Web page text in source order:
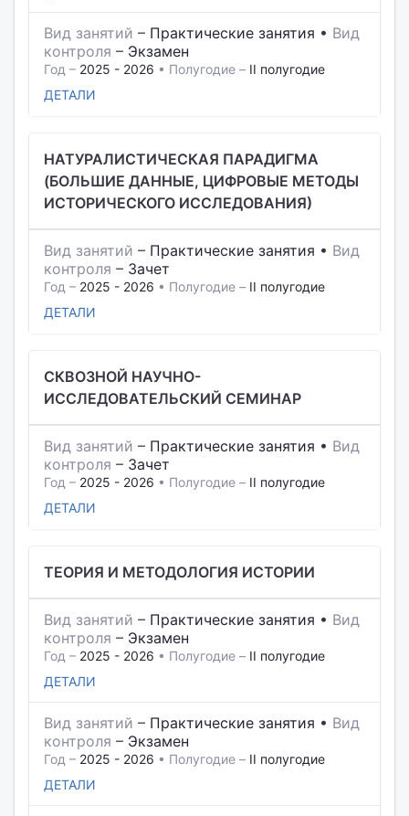
Вид занятий – Практические занятия • Вид
контроля – Экзамен
Год – 2025 - 2026 • Полугодие – II полугодие
ДЕТАЛИ
НАТУРАЛИСТИЧЕСКАЯ ПАРАДИГМА
(БОЛЬШИЕ ДАННЫЕ, ЦИФРОВЫЕ МЕТОДЫ
ИСТОРИЧЕСКОГО ИССЛЕДОВАНИЯ)
Вид занятий – Практические занятия • Вид
контроля – Зачет
Год – 2025 - 2026 • Полугодие – II полугодие
ДЕТАЛИ
СКВОЗНОЙ НАУЧНО-
ИССЛЕДОВАТЕЛЬСКИЙ СЕМИНАР
Вид занятий – Практические занятия • Вид
контроля – Зачет
Год – 2025 - 2026 • Полугодие – II полугодие
ДЕТАЛИ
ТЕОРИЯ И МЕТОДОЛОГИЯ ИСТОРИИ
Вид занятий – Практические занятия • Вид
контроля – Экзамен
Год – 2025 - 2026 • Полугодие – II полугодие
ДЕТАЛИ
Вид занятий – Практические занятия • Вид
контроля – Экзамен
Год – 2025 - 2026 • Полугодие – II полугодие
ДЕТАЛИ